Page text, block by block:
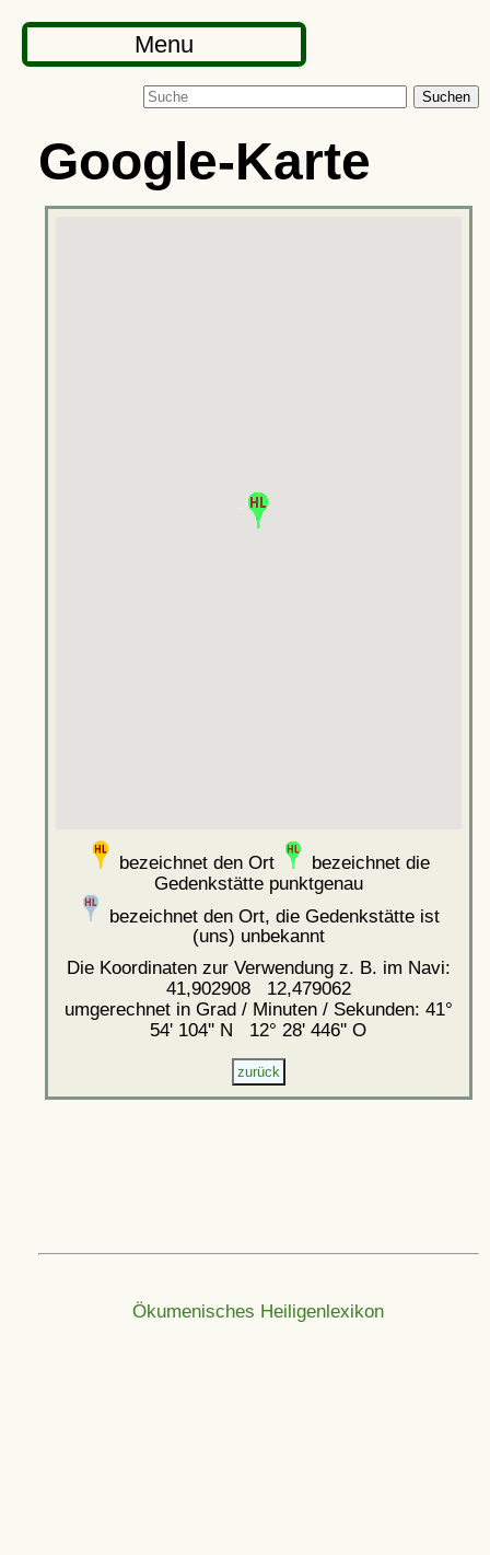
Menu
Suchen
Google-Karte
bezeichnet den Ort
bezeichnet die
Gedenkstätte punktgenau
bezeichnet den Ort, die Gedenkstätte ist
(uns) unbekannt
Die Koordinaten zur Verwendung z. B. im Navi:
41,902908 12,479062
umgerechnet in Grad / Minuten / Sekunden: 41°
54' 104'' N 12° 28' 446'' O
Ökumenisches Heiligenlexikon